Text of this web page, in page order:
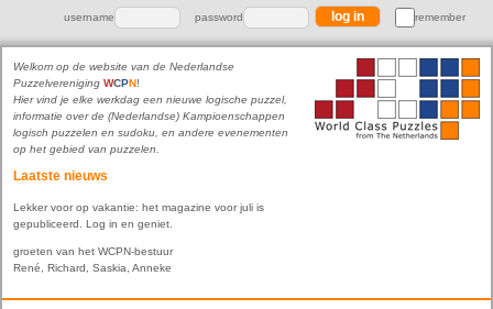
username password remember
Welkom op de website van de Nederlandse
Puzzelvereniging WCPN!
Hier vind je elke werkdag een nieuwe logische puzzel,
informatie over de (Nederlandse) Kampioenschappen
logisch puzzelen en sudoku, en andere evenementen
op het gebied van puzzelen.
Laatste nieuws
Lekker voor op vakantie: het magazine voor juli is
gepubliceerd. Log in en geniet.
groeten van het WCPN-bestuur
René, Richard, Saskia, Anneke